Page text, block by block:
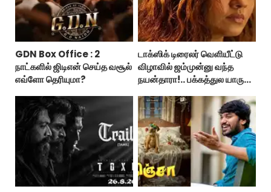
GDN Box Office : 2
நாட்களில் ஜிடிஎன் செய்த வசூல்
எவ்ளோ தெரியுமா?
டாக்ஸிக் டிரைலர் வெளியீட்டு
விழாவில் ஜம்முன்னு வந்த
நயன்தாரா!.. பக்கத்துல யாரு